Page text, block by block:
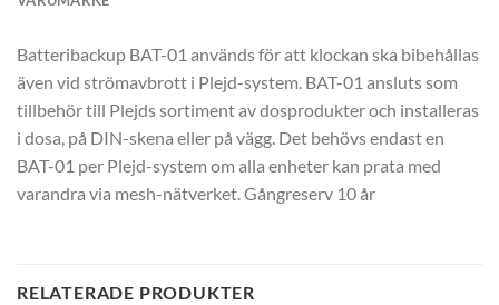
Batteribackup BAT-01 används för att klockan ska bibehållas
även vid strömavbrott i Plejd-system. BAT-01 ansluts som
tillbehör till Plejds sortiment av dosprodukter och installeras
i dosa, på DIN-skena eller på vägg. Det behövs endast en
BAT-01 per Plejd-system om alla enheter kan prata med
varandra via mesh-nätverket. Gångreserv 10 år
RELATERADE PRODUKTER